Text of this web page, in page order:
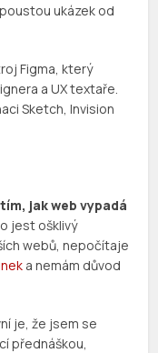
ukázek od
Figma, který
a UX textaře.
Sketch, Invision
jak web vypadá
jest ošklivý
webů, nepočítaje
a nemám důvod
je, že jsem se
přednáškou,